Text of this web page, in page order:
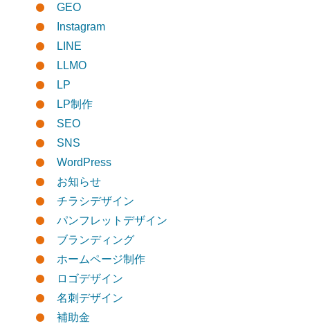
GEO
Instagram
LINE
LLMO
LP
LP制作
SEO
SNS
WordPress
お知らせ
チラシデザイン
パンフレットデザイン
ブランディング
ホームページ制作
ロゴデザイン
名刺デザイン
補助金